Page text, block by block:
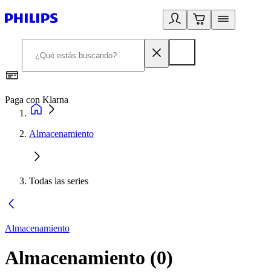
Paga con Klarna
Almacenamiento
Todas las series
Almacenamiento
Almacenamiento (0)